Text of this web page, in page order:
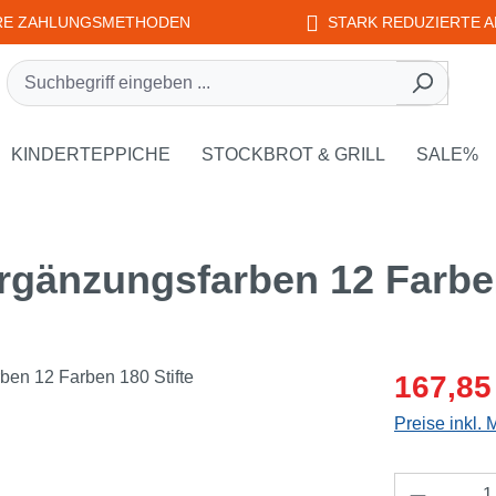
ZAHLUNGSMETHODEN STARK REDUZIERTE
EDUPLAY
der Kategorie WEPLAY
KINDERTEPPICHE STOCKBROT & GRILL SALE%
12
Preise inkl.